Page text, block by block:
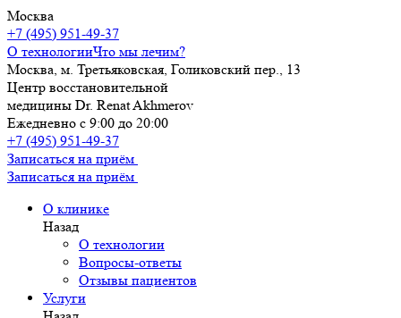
Москва
+7 (495) 951-49-37
О технологииЧто мы лечим?
Москва, м. Третьяковская, Голиковский пер., 13
Центр восстановительной
медицины Dr. Renat Akhmerov
Ежедневно с 9:00 до 20:00
+7 (495) 951-49-37
Записаться на приём
Записаться на приём
О клинике
Назад
О технологии
Вопросы-ответы
Отзывы пациентов
Услуги